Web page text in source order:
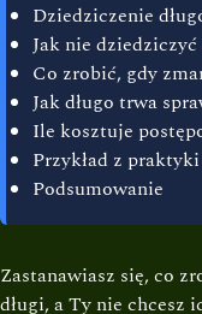
Dziedziczenie
Jak nie dziedziczyć
Co zrobić, gdy
Jak długo trwa
Ile kosztuje
Przykład z
Podsumowanie
Zastanawiasz się, co
długi, a Ty nie chcesz